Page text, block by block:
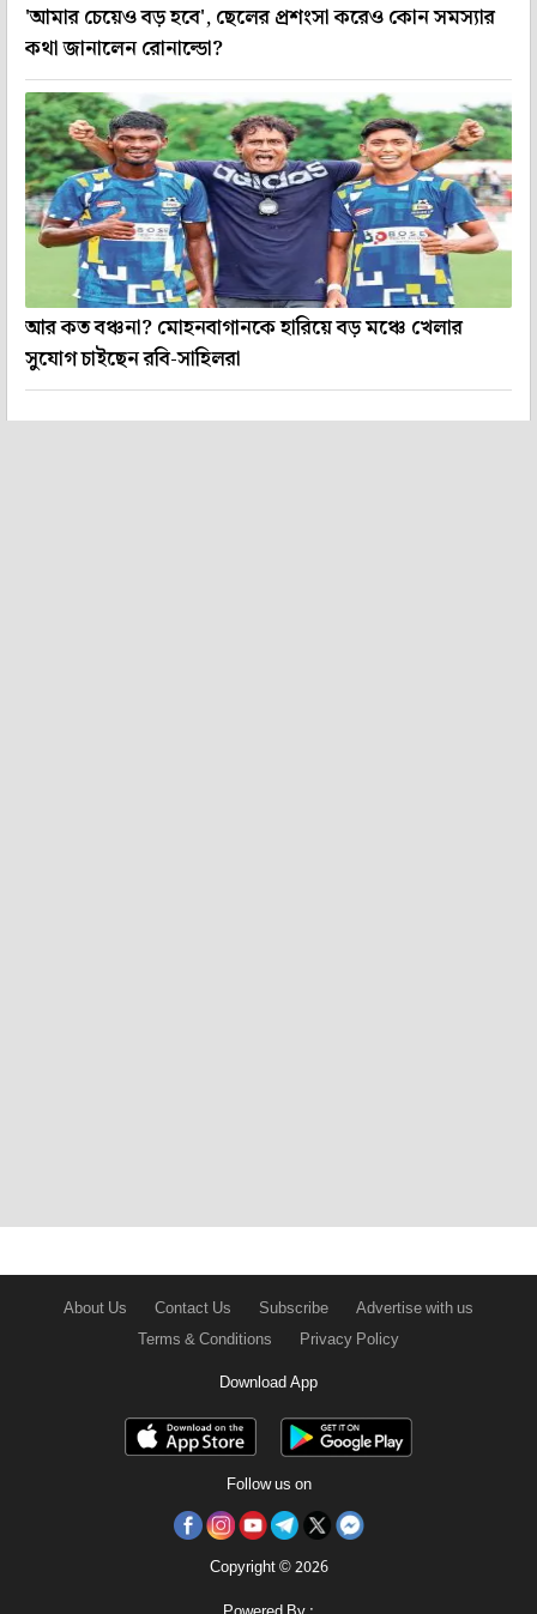
'আমার চেয়েও বড় হবে', ছেলের প্রশংসা করেও কোন সমস্যার
কথা জানালেন রোনাল্ডো?
আর কত বঞ্চনা? মোহনবাগানকে হারিয়ে বড় মঞ্চে খেলার
সুযোগ চাইছেন রবি-সাহিলরা
About Us Contact Us Subscribe
Advertise with us
Terms & Conditions
Privacy Policy
Download App
Follow us on
Copyright © 2026